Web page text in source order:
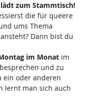
zum Stammtisch!
die für queere
ums Thema
Dann bist du
im Monatim
und zu
ein oder anderen
lernt man sich auch